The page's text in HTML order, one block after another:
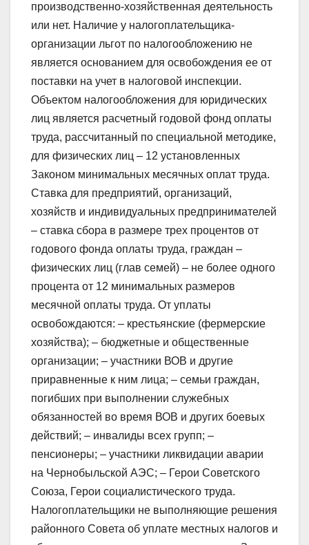
производственно-хозяйственная деятельность
или нет. Наличие у налогоплательщика-
организации льгот по налогообложению не
является основанием для освобождения ее от
поставки на учет в налоговой инспекции.
Объектом налогообложения для юридических
лиц является расчетный годовой фонд оплаты
труда, рассчитанный по специальной методике,
для физических лиц – 12 установленных
Законом минимальных месячных оплат труда.
Ставка для предприятий, организаций,
хозяйств и индивидуальных предпринимателей
– ставка сбора в размере трех процентов от
годового фонда оплаты труда, граждан –
физических лиц (глав семей) – не более одного
процента от 12 минимальных размеров
месячной оплаты труда. От уплаты
освобождаются: – крестьянские (фермерские
хозяйства); – бюджетные и общественные
организации; – участники ВОВ и другие
приравненные к ним лица; – семьи граждан,
погибших при выполнении служебных
обязанностей во время ВОВ и других боевых
действий; – инвалиды всех групп; –
пенсионеры; – участники ликвидации аварии
на Чернобыльской АЭС; – Герои Советского
Союза, Герои социалистического труда.
Налогоплательщики не выполняющие решения
районного Совета об уплате местных налогов и